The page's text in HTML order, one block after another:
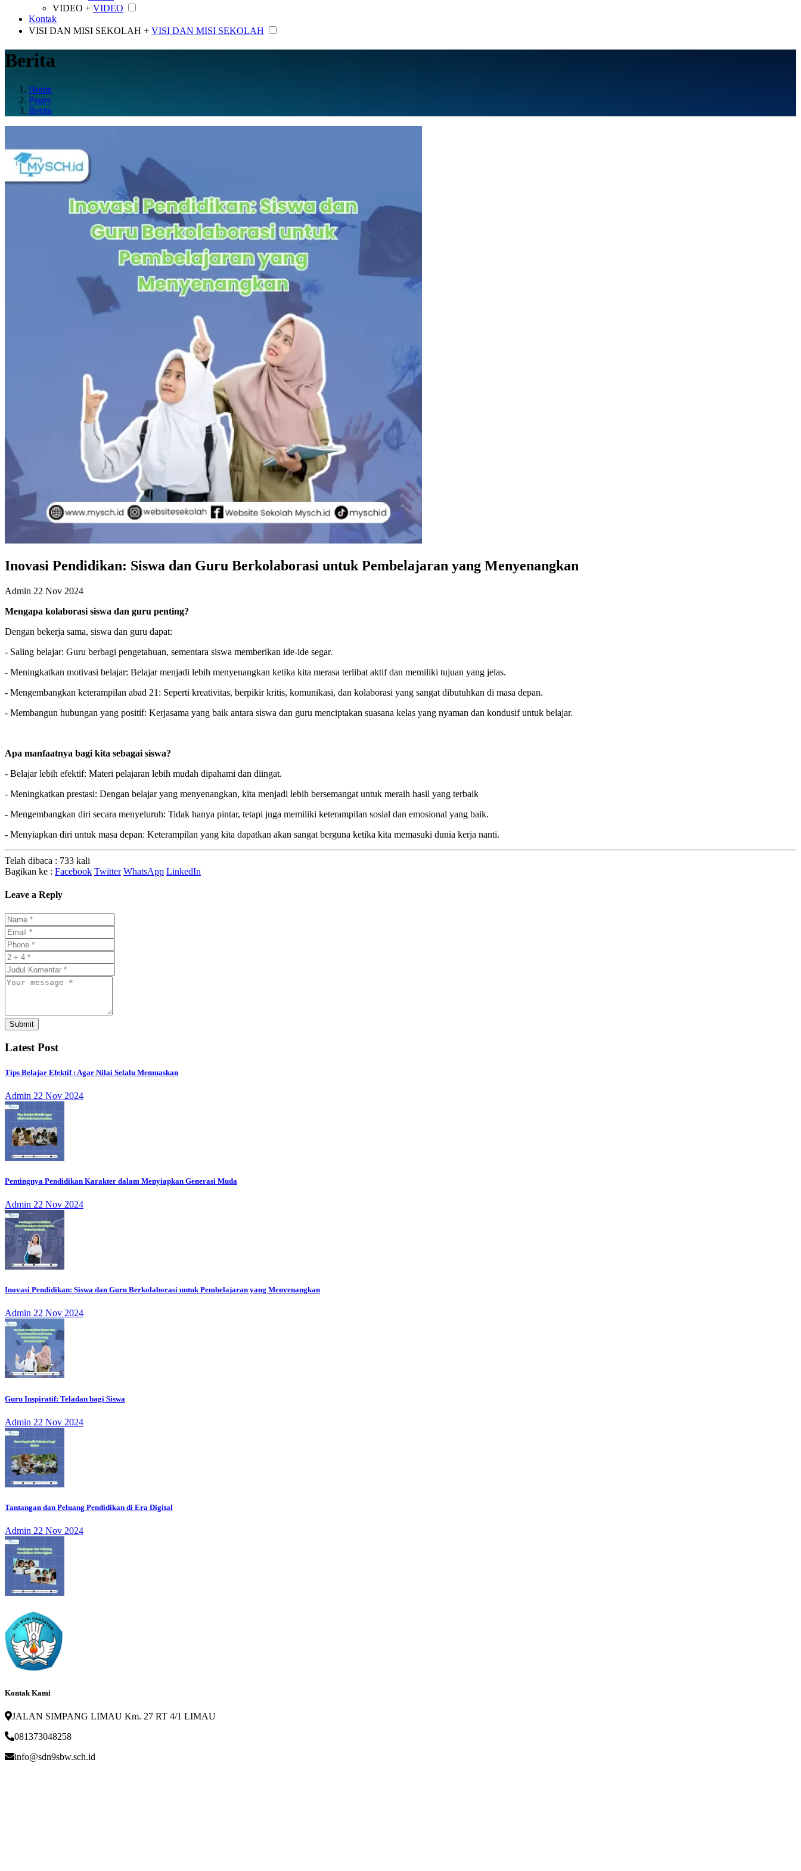
VIDEO + VIDEO
Kontak
VISI DAN MISI SEKOLAH + VISI DAN MISI SEKOLAH
Berita
Home
Pages
Berita
Inovasi Pendidikan: Siswa dan Guru Berkolaborasi untuk Pembelajaran yang Menyenangkan
Admin 22 Nov 2024
Mengapa kolaborasi siswa dan guru penting?
Dengan bekerja sama, siswa dan guru dapat:
- Saling belajar: Guru berbagi pengetahuan, sementara siswa memberikan ide-ide segar.
- Meningkatkan motivasi belajar: Belajar menjadi lebih menyenangkan ketika kita merasa terlibat aktif dan memiliki tujuan yang jelas.
- Mengembangkan keterampilan abad 21: Seperti kreativitas, berpikir kritis, komunikasi, dan kolaborasi yang sangat dibutuhkan di masa depan.
- Membangun hubungan yang positif: Kerjasama yang baik antara siswa dan guru menciptakan suasana kelas yang nyaman dan kondusif untuk belajar.
Apa manfaatnya bagi kita sebagai siswa?
- Belajar lebih efektif: Materi pelajaran lebih mudah dipahami dan diingat.
- Meningkatkan prestasi: Dengan belajar yang menyenangkan, kita menjadi lebih bersemangat untuk meraih hasil yang terbaik
- Mengembangkan diri secara menyeluruh: Tidak hanya pintar, tetapi juga memiliki keterampilan sosial dan emosional yang baik.
- Menyiapkan diri untuk masa depan: Keterampilan yang kita dapatkan akan sangat berguna ketika kita memasuki dunia kerja nanti.
Telah dibaca : 733 kali
Bagikan ke : Facebook Twitter WhatsApp LinkedIn
Leave a Reply
Submit
Latest Post
Tips Belajar Efektif : Agar Nilai Selalu Memuaskan
Admin 22 Nov 2024
Pentingnya Pendidikan Karakter dalam Menyiapkan Generasi Muda
Admin 22 Nov 2024
Inovasi Pendidikan: Siswa dan Guru Berkolaborasi untuk Pembelajaran yang Menyenangkan
Admin 22 Nov 2024
Guru Inspiratif: Teladan bagi Siswa
Admin 22 Nov 2024
Tantangan dan Peluang Pendidikan di Era Digital
Admin 22 Nov 2024
Kontak Kami
JALAN SIMPANG LIMAU Km. 27 RT 4/1 LIMAU
081373048258
info@sdn9sbw.sch.id